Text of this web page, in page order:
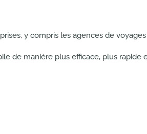
y compris les agences de
de manière plus efficace, plus rapide